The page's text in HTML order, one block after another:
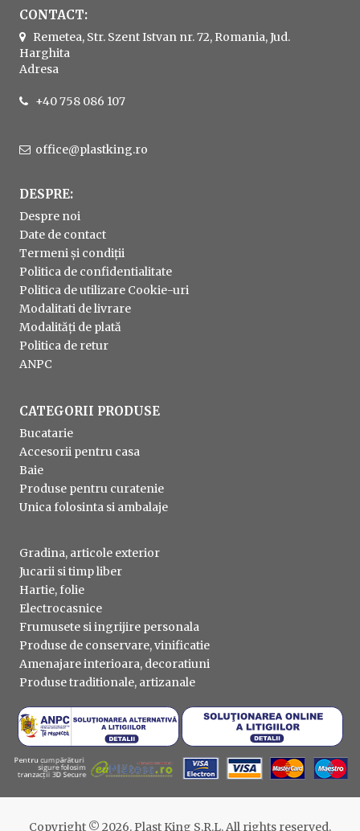
CONTACT:
Remetea, Str. Szent Istvan nr. 72, Romania, Jud.
Harghita
Adresa
+40 758 086 107
office@plastking.ro
DESPRE:
Despre noi
Date de contact
Termeni și condiții
Politica de confidentialitate
Politica de utilizare Cookie-uri
Modalitati de livrare
Modalități de plată
Politica de retur
ANPC
CATEGORII PRODUSE
Bucatarie
Accesorii pentru casa
Baie
Produse pentru curatenie
Unica folosinta si ambalaje
Gradina, articole exterior
Jucarii si timp liber
Hartie, folie
Electrocasnice
Frumusete si ingrijire personala
Produse de conservare, vinificatie
Amenajare interioara, decoratiuni
Produse traditionale, artizanale
Copyright © 2026. Plast King S.R.L. All rights reserved.